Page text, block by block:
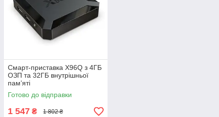
Смарт-приставка X96Q з 4ГБ
ОЗП та 32ГБ внутрішньої
пам’яті
Готово до відправки
1 547 ₴ 1 802 ₴